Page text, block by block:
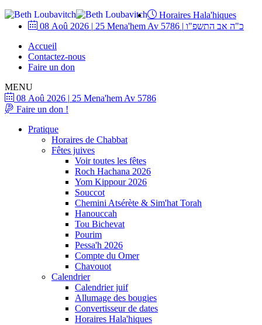
Horaires Hala'hiques
08 Aoû 2026 | 25 Mena'hem Av 5786 | כ"ה אב התשפ"ו
Accueil
Contactez-nous
Faire un don
MENU
08 Aoû 2026 | 25 Mena'hem Av 5786
Faire un don !
Pratique
Horaires de Chabbat
Fêtes juives
Voir toutes les fêtes
Roch Hachana 2026
Yom Kippour 2026
Souccot
Chemini Atsérète & Sim'hat Torah
Hanouccah
Tou Bichevat
Pourim
Pessa'h 2026
Compte du Omer
Chavouot
Calendrier
Calendrier juif
Allumage des bougies
Convertisseur de dates
Horaires Hala'hiques